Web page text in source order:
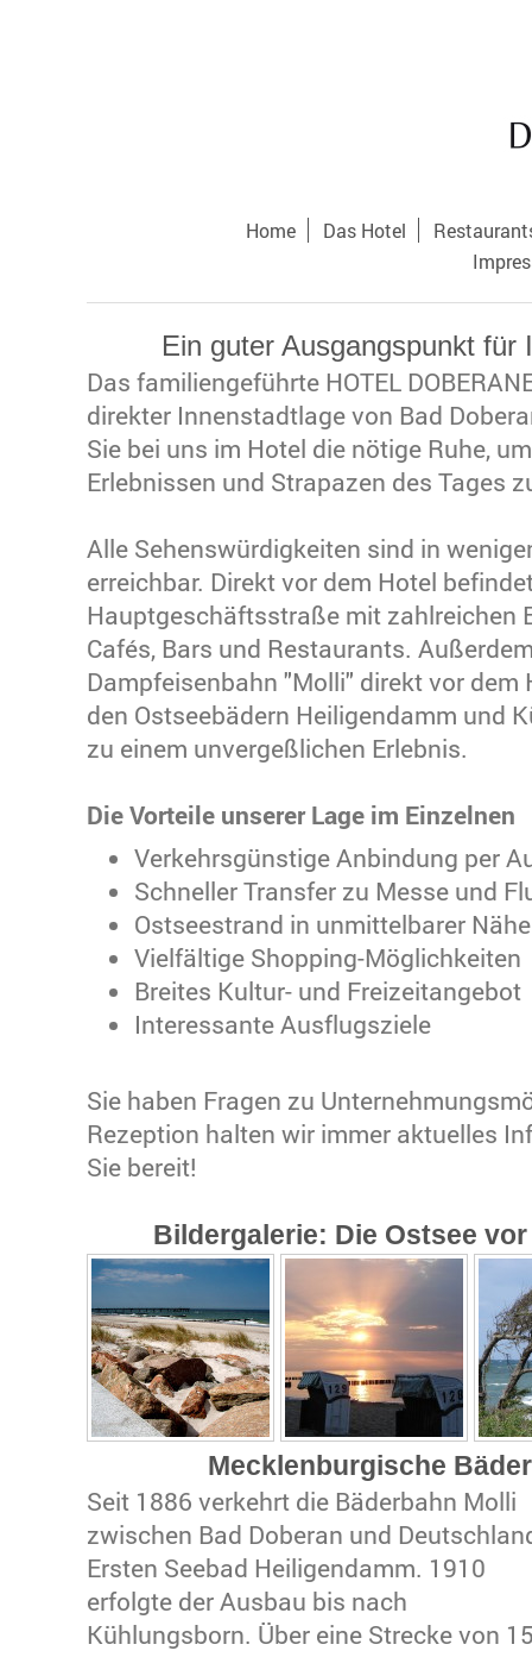
Home Das Hotel
Ein guter Ausgangspunkt für
Das familiengeführte HOTEL
direkter Innenstadtlage von Bad
Sie bei uns im Hotel die nötige Ruhe,
Erlebnissen und Strapazen des Tages
Alle Sehenswürdigkeiten sind in
erreichbar. Direkt vor dem Hotel
Hauptgeschäftsstraße mit zahlreichen
Cafés, Bars und Restaurants.
Dampfeisenbahn "Molli" direkt vor dem
den Ostseebädern Heiligendamm und
zu einem unvergeßlichen Erlebnis.
Die Vorteile unserer Lage im Einzelnen
Verkehrsgünstige Anbindung per
Schneller Transfer zu Messe und
Ostseestrand in unmittelbarer Nähe
Vielfältige Shopping-Möglichkeiten
Breites Kultur- und Freizeitangebot
Interessante Ausflugsziele
Sie haben Fragen zu
Rezeption halten wir immer aktuelles
Sie bereit!
Bildergalerie: Die Ostsee
Mecklenburgische
Seit 1886 verkehrt die Bäderbahn Molli
zwischen Bad Doberan und
Ersten Seebad Heiligendamm. 1910
erfolgte der Ausbau bis nach
Kühlungsborn. Über eine Strecke von